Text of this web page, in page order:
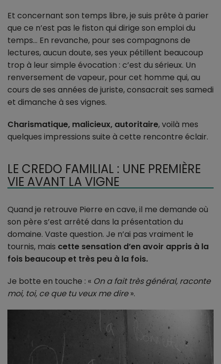
Et concernant son temps libre, je suis prête à parier
que ce n’est pas le fiston qui dirige son emploi du
temps… En revanche, pour ses compagnons de
lectures, aucun doute, ses yeux pétillent beaucoup
trop à leur simple évocation : c’est du sérieux. Un
renversement de vapeur, pour cet homme qui, au
cours de ses années de juriste, consacrait ses samedi
et dimanche à ses vignes.
Charismatique, malicieux, autoritaire, voilà mes
quelques impressions suite à cette rencontre éclair.
LE CREDO FAMILIAL : UNE PREMIÈRE
VIE AVANT LA VIGNE
Quand je retrouve Pierre en cave, il me demande où
son père s’est arrêté dans la présentation du
domaine. Vaste question. Je n’ai pas vraiment le
tournis, mais cette sensation d’en avoir appris à la
fois beaucoup et très peu à la fois.
Je botte en touche : « On a fait très général, raconte
moi, toi, ce que tu veux me dire».